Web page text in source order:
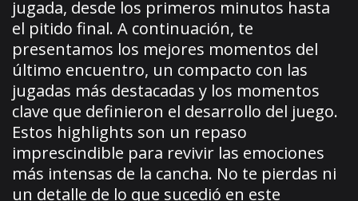
jugada, desde los primeros minutos hasta
el pitido final. A continuación, te
presentamos los mejores momentos del
último encuentro, un compacto con las
jugadas más destacadas y los momentos
clave que definieron el desarrollo del juego.
Estos highlights son un repaso
imprescindible para revivir las emociones
más intensas de la cancha. No te pierdas ni
un detalle de lo que sucedió en este